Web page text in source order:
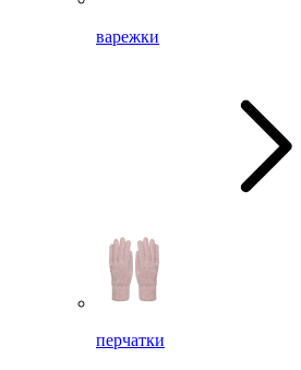
варежки
перчатки